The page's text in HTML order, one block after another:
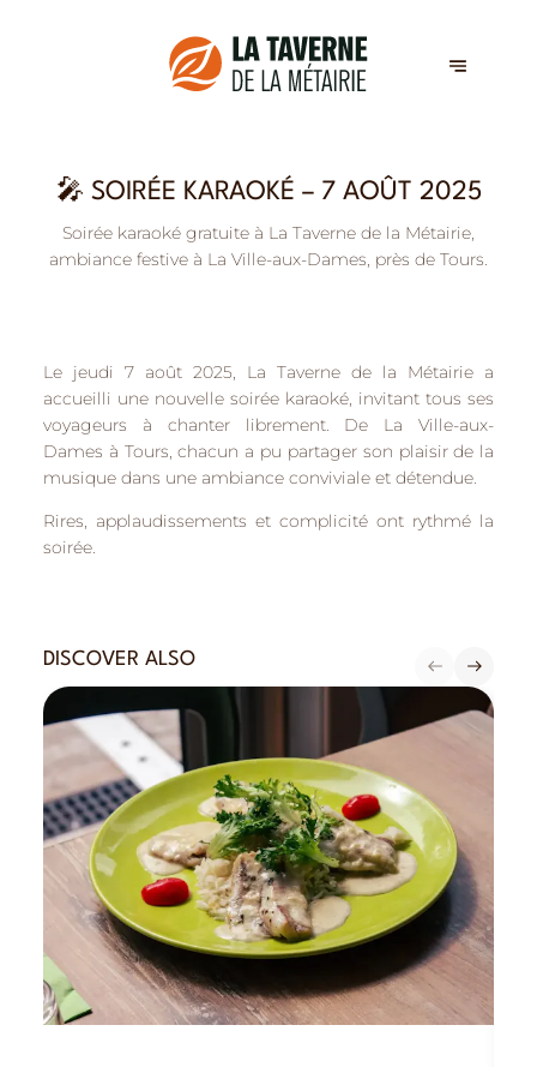
🎤 SOIRÉE KARAOKÉ – 7 AOÛT 2025
Soirée karaoké gratuite à La Taverne de la Métairie,
ambiance festive à La Ville-aux-Dames, près de Tours.
Le jeudi 7 août 2025, La Taverne de la Métairie a
accueilli une nouvelle soirée karaoké, invitant tous ses
voyageurs à chanter librement. De La Ville-aux-
Dames à Tours, chacun a pu partager son plaisir de la
musique dans une ambiance conviviale et détendue.
Rires, applaudissements et complicité ont rythmé la
soirée.
DISCOVER ALSO